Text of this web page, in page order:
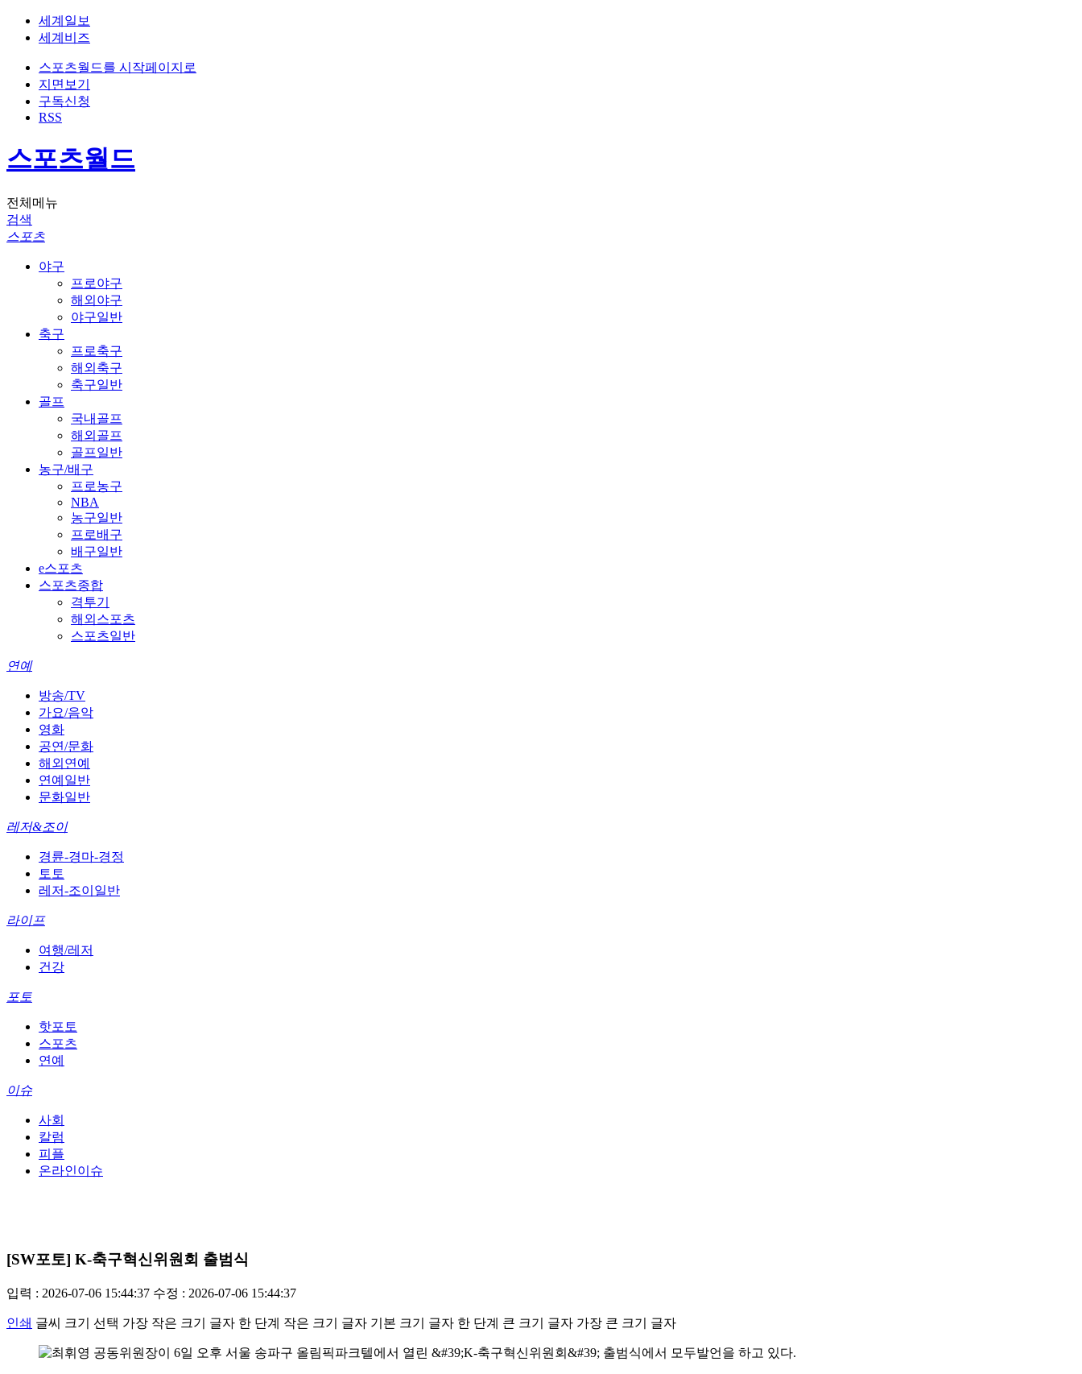
세계일보
세계비즈
스포츠월드를 시작페이지로
지면보기
구독신청
RSS
스포츠월드
전체메뉴
검색
스포츠
야구
프로야구
해외야구
야구일반
축구
프로축구
해외축구
축구일반
골프
국내골프
해외골프
골프일반
농구/배구
프로농구
NBA
농구일반
프로배구
배구일반
e스포츠
스포츠종합
격투기
해외스포츠
스포츠일반
연예
방송/TV
가요/음악
영화
공연/문화
해외연예
연예일반
문화일반
레저&조이
경륜-경마-경정
토토
레저-조이일반
라이프
여행/레저
건강
포토
핫포토
스포츠
연예
이슈
사회
칼럼
피플
온라인이슈
[SW포토] K-축구혁신위원회 출범식
입력 : 2026-07-06 15:44:37 수정 : 2026-07-06 15:44:37
인쇄 글씨 크기 선택 가장 작은 크기 글자 한 단계 작은 크기 글자 기본 크기 글자 한 단계 큰 크기 글자 가장 큰 크기 글자